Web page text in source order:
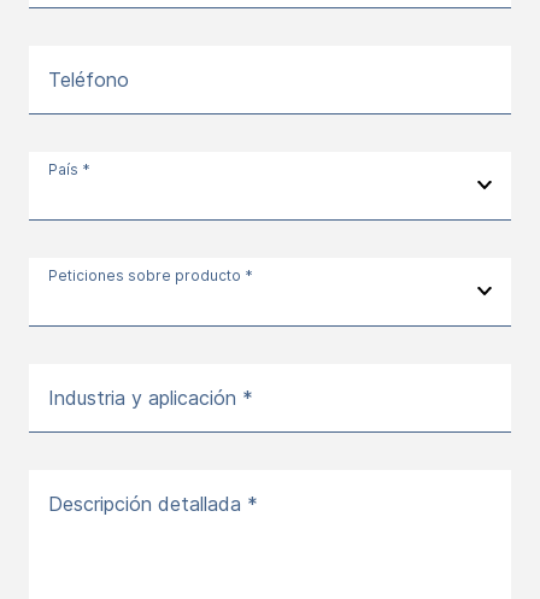
Teléfono
País *
Peticiones sobre producto *
Industria y aplicación *
Descripción detallada *